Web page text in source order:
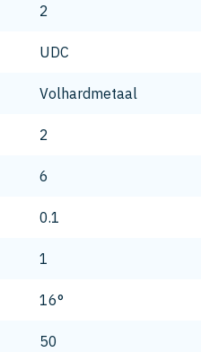
2
UDC
Volhardmetaal
2
6
0.1
1
16°
50